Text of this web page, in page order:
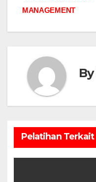
MANAGEMENT
By
Pelatihan Terkait